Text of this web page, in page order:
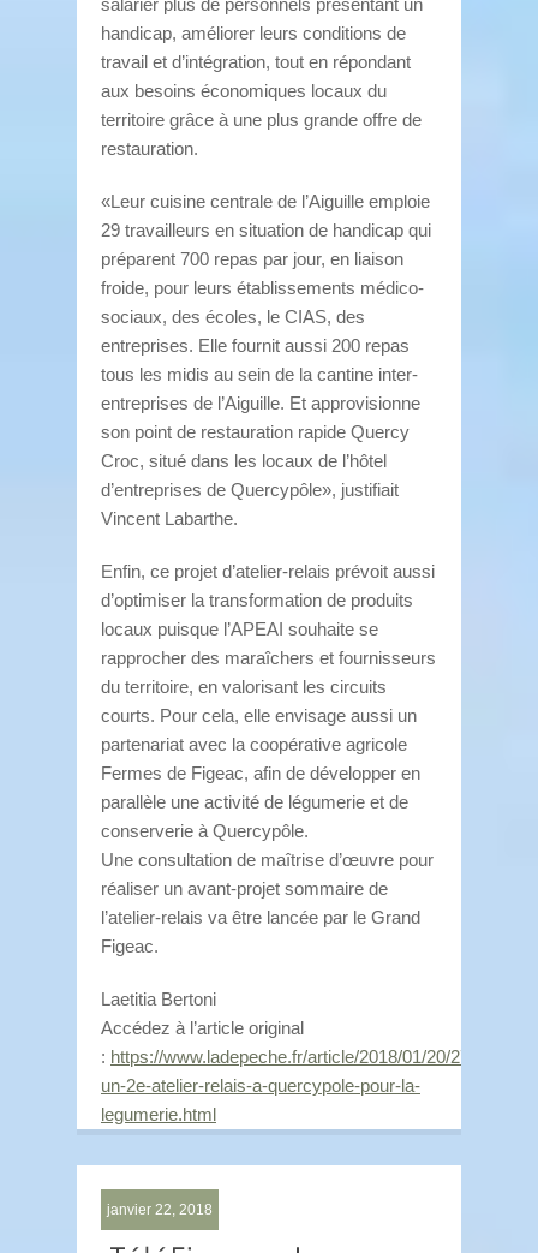
handicap, améliorer leurs conditions de
travail et d’intégration, tout en répondant
aux besoins économiques locaux du
territoire grâce à une plus grande offre de
restauration.
«Leur cuisine centrale de l’Aiguille emploie
29 travailleurs en situation de handicap qui
préparent 700 repas par jour, en liaison
froide, pour leurs établissements médico-
sociaux, des écoles, le CIAS, des
entreprises. Elle fournit aussi 200 repas
tous les midis au sein de la cantine inter-
entreprises de l’Aiguille. Et approvisionne
son point de restauration rapide Quercy
Croc, situé dans les locaux de l’hôtel
d’entreprises de Quercypôle», justifiait
Vincent Labarthe.
Enfin, ce projet d’atelier-relais prévoit aussi
d’optimiser la transformation de produits
locaux puisque l’APEAI souhaite se
rapprocher des maraîchers et fournisseurs
du territoire, en valorisant les circuits
courts. Pour cela, elle envisage aussi un
partenariat avec la coopérative agricole
Fermes de Figeac, afin de développer en
parallèle une activité de légumerie et de
conserverie à Quercypôle.
Une consultation de maîtrise d’œuvre pour
réaliser un avant-projet sommaire de
l’atelier-relais va être lancée par le Grand
Figeac.
Laetitia Bertoni
Accédez à l’article original
: https://www.ladepeche.fr/article/2018/01/20/2725477-
un-2e-atelier-relais-a-quercypole-pour-la-
legumerie.html
janvier 22, 2018